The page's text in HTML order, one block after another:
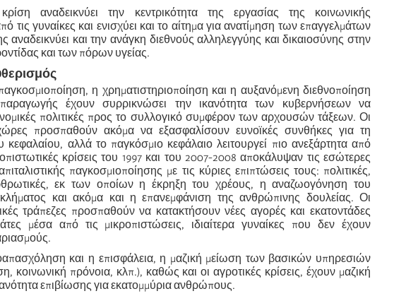
αναδεικνύει την κεντρικότητα της εργασίας της κοινωνικής
τις γυναίκες και ενισχύει και το αίτημα για ανατίμηση των επαγγελμάτων
αναδεικνύει και την ανάγκη διεθνούς αλληλεγγύης και δικαιοσύνης στην
και των πόρων υγείας.
η χρηματιστηριοποίηση και η αυξανόμενη διεθνοποίηση
έχουν συρρικνώσει την ικανότητα των κυβερνήσεων να
πολιτικές προς το συλλογικό συμφέρον των αρχουσών τάξεων. Οι
χώρες προσπαθούν ακόμα να εξασφαλίσουν ευνοϊκές συνθήκες για τη
αλλά το παγκόσμιο κεφάλαιο λειτουργεί πιο ανεξάρτητα από
κρίσεις του 1997 και του 2007-2008 αποκάλυψαν τις εσώτερες
παγκοσμιοποίησης με τις κύριες επιπτώσεις τους: πολιτικές,
εκ των οποίων η έκρηξη του χρέους, η αναζωογόνηση του
και ακόμα και η επανεμφάνιση της ανθρώπινης δουλείας. Οι
τράπεζες προσπαθούν να κατακτήσουν νέες αγορές και εκατοντάδες
μέσα από τις μικροπιστώσεις, ιδιαίτερα γυναίκες που δεν έχουν
και η επισφάλεια, η μαζική μείωση των βασικών υπηρεσιών
κοινωνική πρόνοια, κλπ.), καθώς και οι αγροτικές κρίσεις, έχουν μαζική
επιβίωσης για εκατομμύρια ανθρώπους.